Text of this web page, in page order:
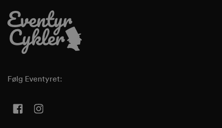
Følg Eventyret:
FacebookInstagram